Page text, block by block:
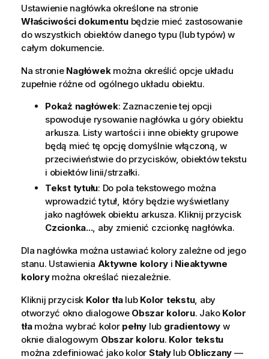
Ustawienie nagłówka określone na stronie
Właściwości dokumentubędzie mieć zastosowanie
do wszystkich obiektów danego typu (lub typów) w
całym dokumencie.
Na stronie Nagłówekmożna określić opcje układu
zupełnie różne od ogólnego układu obiektu.
Pokaż nagłówek: Zaznaczenie tej opcji
spowoduje rysowanie nagłówka u góry obiektu
arkusza. Listy wartości i inne obiekty grupowe
będą mieć tę opcję domyślnie włączoną, w
przeciwieństwie do przycisków, obiektów tekstu
i obiektów linii/strzałki.
Tekst tytułu: Do pola tekstowego można
wprowadzić tytuł, który będzie wyświetlany
jako nagłówek obiektu arkusza. Kliknij przycisk
Czcionka..., aby zmienić czcionkę nagłówka.
Dla nagłówka można ustawiać kolory zależne od jego
stanu. Ustawienia Aktywne kolory i Nieaktywne
kolorymożna określać niezależnie.
Kliknij przycisk Kolor tłalub Kolor tekstu, aby
otworzyć okno dialogowe Obszar koloru. Jako Kolor
tłamożna wybrać kolor pełny lub gradientowy w
oknie dialogowym Obszar koloru. Kolor tekstu
można zdefiniować jako kolor Stałylub Obliczany —